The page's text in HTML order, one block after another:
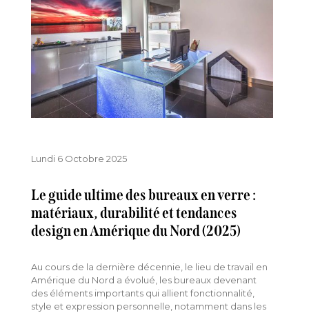
Lundi 6 Octobre 2025
Le guide ultime des bureaux en verre :
matériaux, durabilité et tendances
design en Amérique du Nord (2025)
Au cours de la dernière décennie, le lieu de travail en
Amérique du Nord a évolué, les bureaux devenant
des éléments importants qui allient fonctionnalité,
style et expression personnelle, notamment dans les